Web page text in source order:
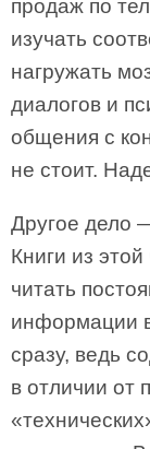
продаж по
изучать
нагружать
диалогов и
общения с
не стоит.
Другое дело
Книги из
читать
информации
сразу, ведь
в отличии от